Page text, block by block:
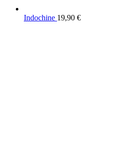
Indochine 19,90 €